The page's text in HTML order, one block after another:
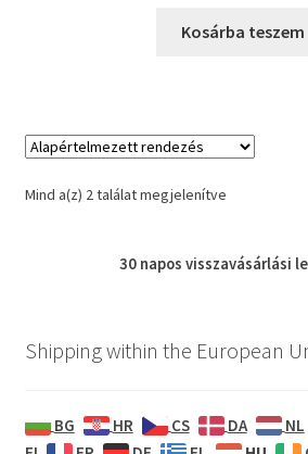
was:
is:
Kosárba teszem
Mind a(z) 2 találat megjelenítve
30 napos visszavásárlási
Shipping within the European
BG HR CS DA NL